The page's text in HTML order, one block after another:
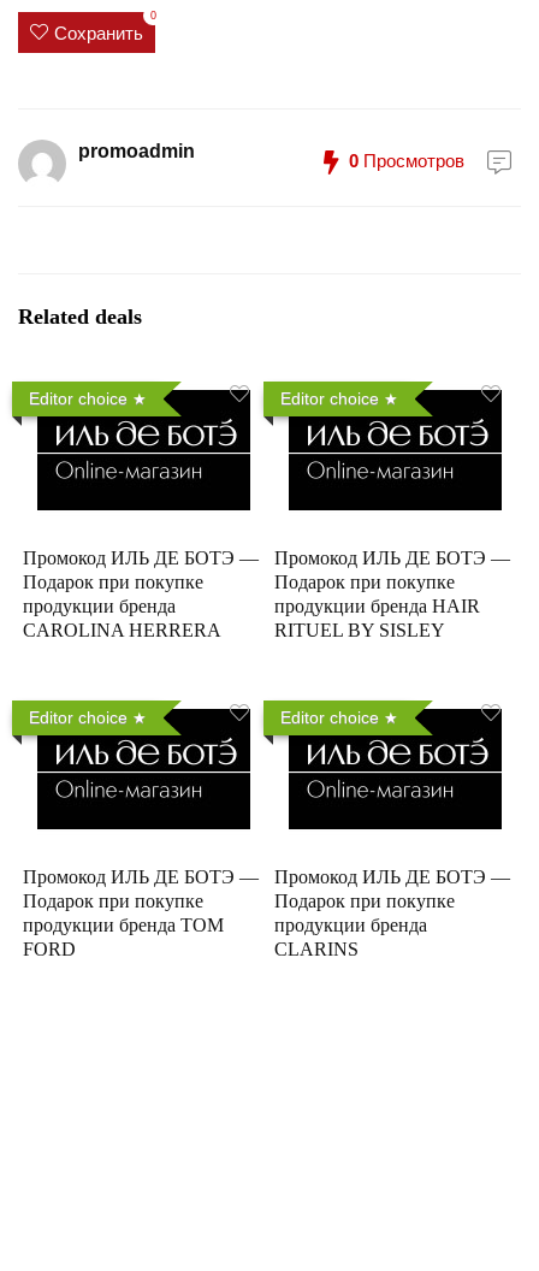
Сохранить
0
promoadmin 0 Просмотров
Related deals
Editor choice
Промокод ИЛЬ ДЕ БОТЭ —
Подарок при покупке
продукции бренда
CAROLINA HERRERA
Editor choice
Промокод ИЛЬ ДЕ БОТЭ —
Подарок при покупке
продукции бренда HAIR
RITUEL BY SISLEY
Editor choice
Промокод ИЛЬ ДЕ БОТЭ —
Подарок при покупке
продукции бренда TOM
FORD
Editor choice
Промокод ИЛЬ ДЕ БОТЭ —
Подарок при покупке
продукции бренда
CLARINS